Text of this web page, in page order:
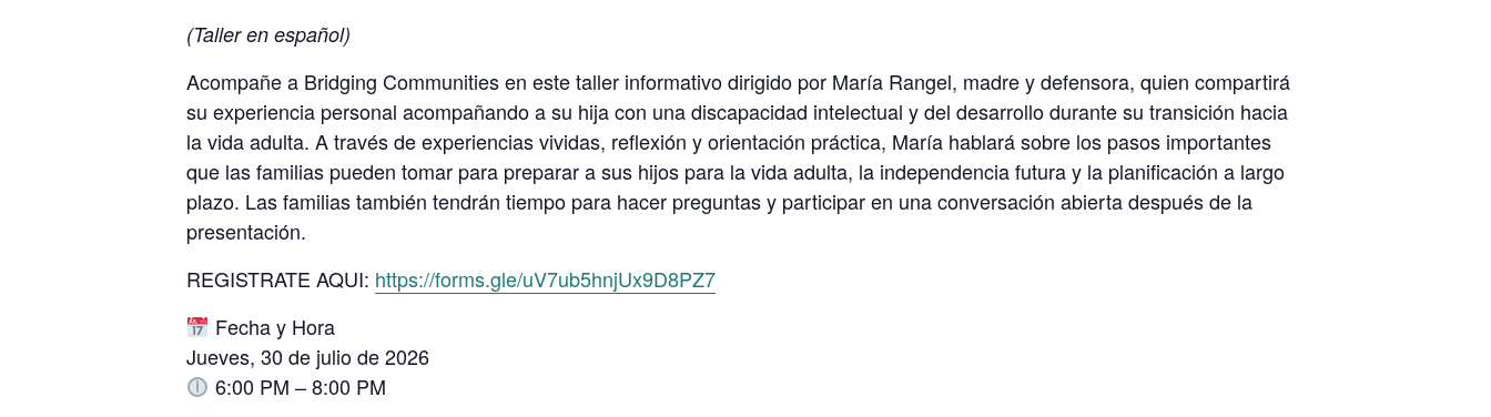
(Taller en español)
Acompañe a Bridging Communities en este taller informativo dirigido por María Rangel, madre y defensora, quien compartirá
su experiencia personal acompañando a su hija con una discapacidad intelectual y del desarrollo durante su transición hacia
la vida adulta. A través de experiencias vividas, reflexión y orientación práctica, María hablará sobre los pasos importantes
que las familias pueden tomar para preparar a sus hijos para la vida adulta, la independencia futura y la planificación a largo
plazo. Las familias también tendrán tiempo para hacer preguntas y participar en una conversación abierta después de la
presentación.
REGISTRATE AQUI: https://forms.gle/uV7ub5hnjUx9D8PZ7
Fecha y Hora
Jueves, 30 de julio de 2026
6:00 PM – 8:00 PM